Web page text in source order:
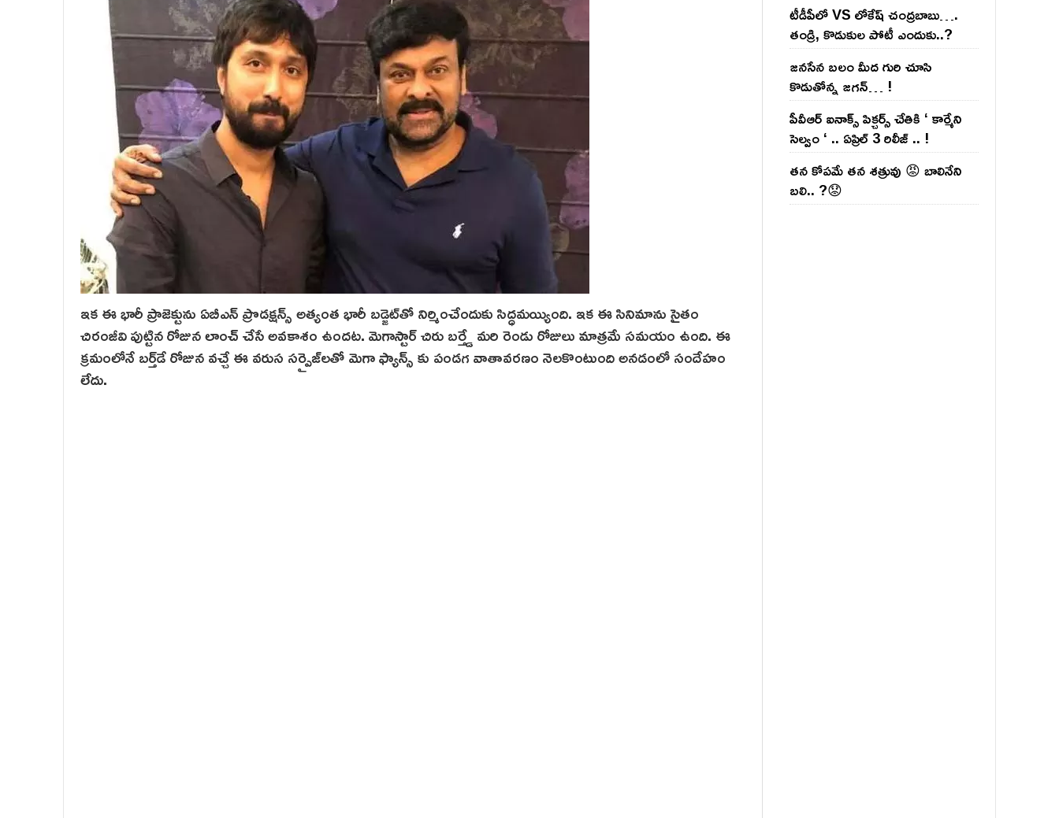
ఇక ఈ భారీ ప్రాజెక్టును ఏబీఎన్ ప్రొడక్షన్స్ అత్యంత భారీ బడ్జెట్‌తో నిర్మించేందుకు సిద్ధమయ్యింది. ఇక ఈ సినిమాను సైతం
చిరంజీవి పుట్టిన రోజున లాంచ్ చేసే అవకాశం ఉందట. మెగాస్టార్ చిరు బర్త్డే మరి రెండు రోజులు మాత్రమే స‌మ‌యం ఉంది. ఈ
క్ర‌మంలోనే బర్త్‌డే రోజున వచ్చే ఈ వరుస సర్ప్రైజ్‌ల‌తో మెగా ఫ్యాన్స్ కు పండగ వాతావరణం నెలకొంటుంది అనడంలో సందేహం
లేదు.
టీడీపీలో VS లోకేష్ చంద్ర‌బాబు….
తండ్రి, కొడుకుల పోటీ ఎందుకు..?
జ‌న‌సేన బ‌లం మీద గురి చూసి
కొడుతోన్న జ‌గ‌న్‌… !
పీవీఆర్ ఐనాక్స్ పిక్చర్స్ చేతికి ‘ కార్మేని
సెల్వం ‘ .. ఏప్రిల్ 3 రిలీజ్ .. !
తన కోపమే తన శత్రువు 😡 బాలినేని
బలి.. ?😟